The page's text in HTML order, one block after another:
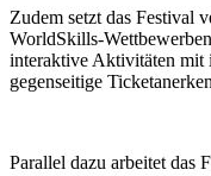
Zudem setzt das Festival
WorldSkills-
interaktive Aktivitäten mit
gegenseitige
Parallel dazu arbeitet das